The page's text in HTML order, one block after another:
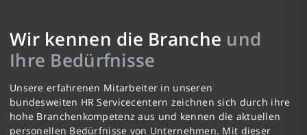
Wir kennen die Branche und
Ihre Bedürfnisse
Unsere erfahrenen Mitarbeiter in unseren
bundesweiten HR Servicecentern zeichnen sich durch ihre
hohe Branchenkompetenz aus und kennen die aktuellen
personellen Bedürfnisse von Unternehmen. Mit dieser